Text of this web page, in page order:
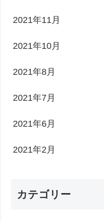
2021年11月
2021年10月
2021年8月
2021年7月
2021年6月
2021年2月
カテゴリー